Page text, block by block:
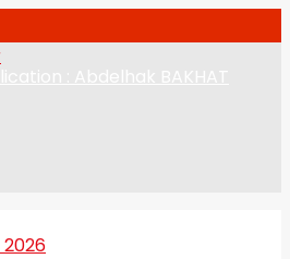
: Abdelhak BAKHAT